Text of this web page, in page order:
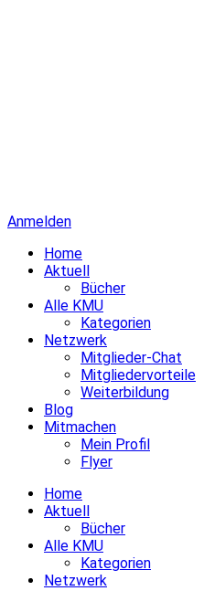
Anmelden
Home
Aktuell
Bücher
Alle KMU
Kategorien
Netzwerk
Mitglieder-Chat
Mitgliedervorteile
Weiterbildung
Blog
Mitmachen
Mein Profil
Flyer
Home
Aktuell
Bücher
Alle KMU
Kategorien
Netzwerk